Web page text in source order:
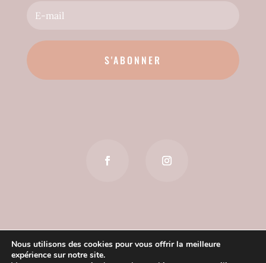
S'ABONNER
Nous utilisons des cookies pour vous offrir la meilleure
expérience sur notre site.